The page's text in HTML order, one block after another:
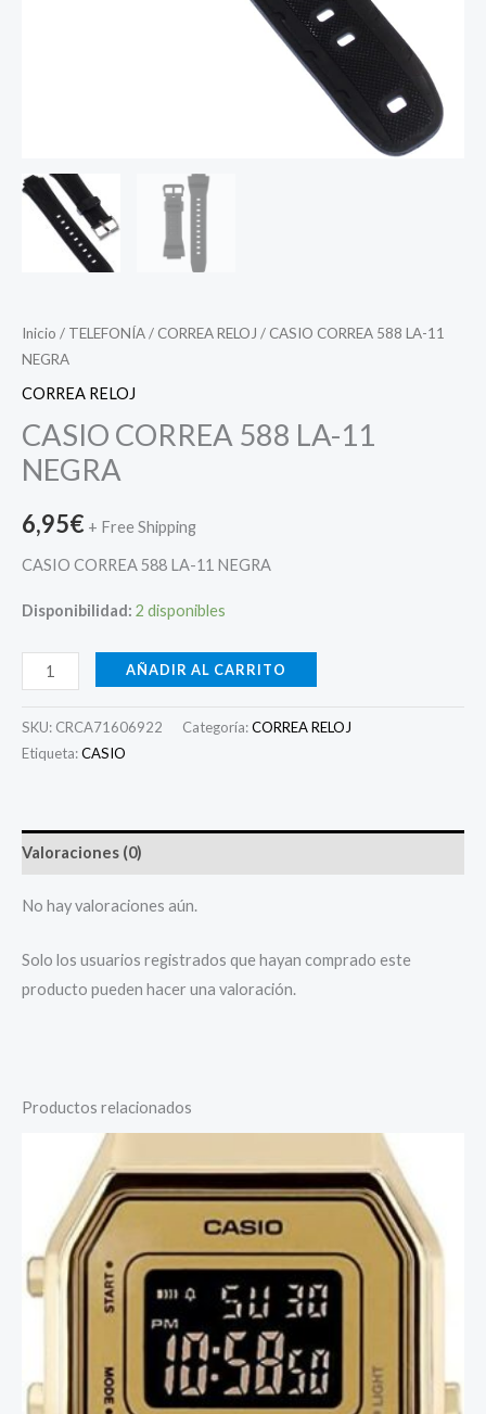
Inicio / TELEFONÍA/ CORREA RELOJ / CASIO CORREA 588 LA-11
NEGRA
CORREA RELOJ
CASIO CORREA 588 LA-11
NEGRA
6,95€ + Free Shipping
CASIO CORREA 588 LA-11 NEGRA
Disponibilidad: 2 disponibles
AÑADIR AL CARRITO
SKU: CRCA71606922 Categoría:CORREA RELOJ
Etiqueta:CASIO
Valoraciones (0)
No hay valoraciones aún.
Solo los usuarios registrados que hayan comprado este
producto pueden hacer una valoración.
Productos relacionados